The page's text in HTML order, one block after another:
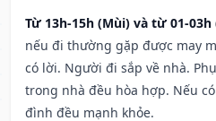
Từ 13h-15h (Mùi) và từ 01-03h
nếu đi thường gặp được may
có lời. Người đi sắp về nhà.
trong nhà đều hòa hợp. Nếu
đình đều mạnh khỏe.